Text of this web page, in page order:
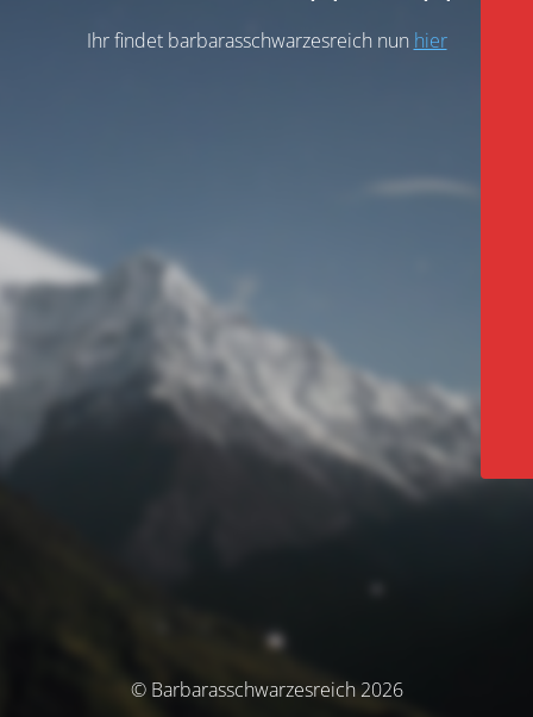
Ihr findet barbarasschwarzesreich nun hier
© Barbarasschwarzesreich 2026